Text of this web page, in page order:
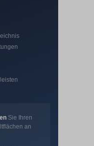
Sie Ihren
an